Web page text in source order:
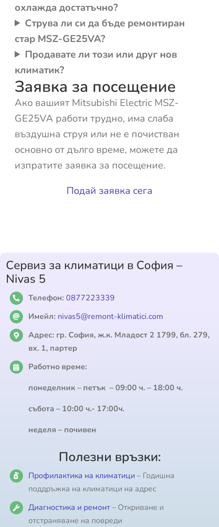
охлажда достатъчно?
Струва ли си да бъде ремонтиран
стар MSZ-GE25VA?
Продавате ли този или друг нов
климатик?
Заявка за посещение
Ако вашият Mitsubishi Electric MSZ-
GE25VA работи трудно, има слаба
въздушна струя или не е почистван
основно от дълго време, можете да
изпратите заявка за посещение.
Подай заявка сега
Сервиз за климатици в София –
Nivas 5
Телефон: 0877223339
Имейл: nivas5@remont-klimatici.com
Адрес: гр. София, ж.к. Младост 2 1799, бл. 279,
вх. 1, партер
Работно време:
понеделник – петък – 09:00 ч. – 18:00 ч.
събота – 10:00 ч.- 17:00ч.
неделя – почивен
Полезни връзки:
Профилактика на климатици – Годишна
поддръжка на климатици на адрес
Диагностика и ремонт– Откриване и
отстраняване на повреди